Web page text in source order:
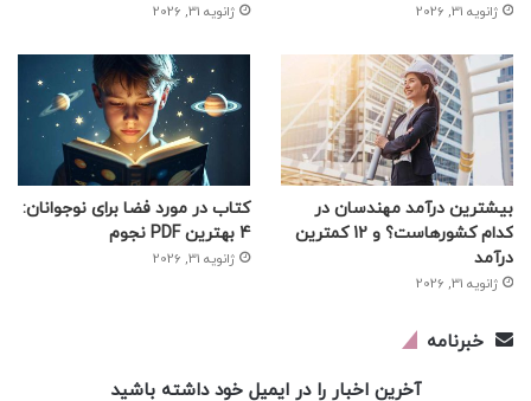
ژانویه 31, 2026 ژانویه 31, 2026
بیشترین درآمد مهندسان در
کدام کشورهاست؟ و 12 کمترین
درآمد
ژانویه 31, 2026
کتاب در مورد فضا برای نوجوانان:
4 بهترین PDF نجوم
ژانویه 31, 2026
خبرنامه
آخرین اخبار را در ایمیل خود داشته باشید